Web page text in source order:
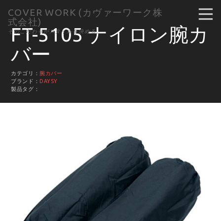
COVER WORK (カヴァーワーク株
式会社)
そのこだわりがスタイルを決める。
FT-5105 ナイロン腕カ
バー
カテゴリ： 腕カバー
ブランド： DAYSY
製品タグ：